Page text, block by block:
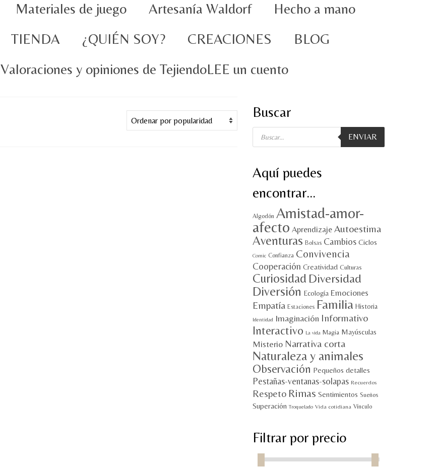
Materiales de juego Artesanía Waldorf
Hecho a mano
TIENDA ¿QUIÉN SOY? CREACIONES
BLOG
Valoraciones y opiniones de TejiendoLEE un cuento
Buscar
Búsqueda
productos
ENVIAR
Aquí puedes
encontrar…
Algodón Amistad-amor-
afecto Aprendizaje Autoestima
Aventuras Bolsas Cambios Ciclos
Comic Confianza Convivencia
Cooperación Creatividad Culturas
Curiosidad Diversidad
Diversión Ecología Emociones
Empatía Estaciones Familia Historia
Identidad Imaginación Informativo
Interactivo La vida Magia Mayúsculas
Misterio Narrativa corta
Naturaleza y animales
Observación Pequeños detalles
Pestañas-ventanas-solapas Recuerdos
Respeto Rimas Sentimientos Sueños
Superación Troquelado Vida cotidiana Vínculo
Filtrar por precio